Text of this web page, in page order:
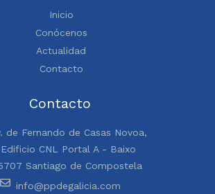
Inicio
Conócenos
Actualidad
Contacto
Contacto
de Fernando de Casas Novoa,
Edificio CNL Portal A - Baixo
Santiago de Compostela
info@ppdegalicia.com